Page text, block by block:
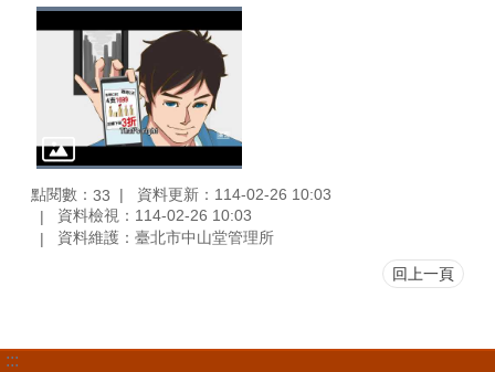
點閱數： 33
資料更新：114-02-26 10:03
資料檢視：114-02-26 10:03
資料維護：臺北市中山堂管理所
回上一頁
:::